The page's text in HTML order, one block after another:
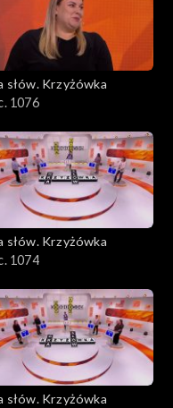
słów. Krzyżówka
1076
słów. Krzyżówka
1074
słów. Krzyżówka